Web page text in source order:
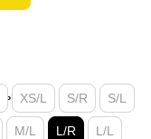
XS/L S/R S/L
M/L L/R L/L